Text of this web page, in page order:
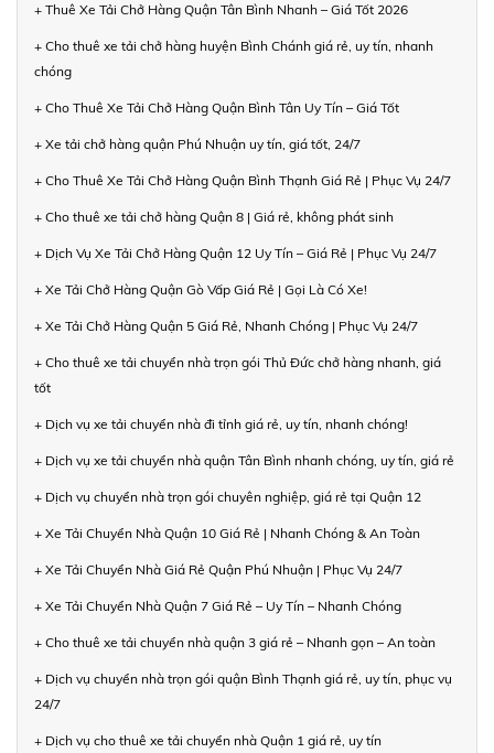
+ Thuê Xe Tải Chở Hàng Quận Tân Bình Nhanh – Giá Tốt 2026
+ Cho thuê xe tải chở hàng huyện Bình Chánh giá rẻ, uy tín, nhanh
chóng
+ Cho Thuê Xe Tải Chở Hàng Quận Bình Tân Uy Tín – Giá Tốt
+ Xe tải chở hàng quận Phú Nhuận uy tín, giá tốt, 24/7
+ Cho Thuê Xe Tải Chở Hàng Quận Bình Thạnh Giá Rẻ | Phục Vụ 24/7
+ Cho thuê xe tải chở hàng Quận 8 | Giá rẻ, không phát sinh
+ Dịch Vụ Xe Tải Chở Hàng Quận 12 Uy Tín – Giá Rẻ | Phục Vụ 24/7
+ Xe Tải Chở Hàng Quận Gò Vấp Giá Rẻ | Gọi Là Có Xe!
+ Xe Tải Chở Hàng Quận 5 Giá Rẻ, Nhanh Chóng | Phục Vụ 24/7
+ Cho thuê xe tải chuyển nhà trọn gói Thủ Đức chở hàng nhanh, giá
tốt
+ Dịch vụ xe tải chuyển nhà đi tỉnh giá rẻ, uy tín, nhanh chóng!
+ Dịch vụ xe tải chuyển nhà quận Tân Bình nhanh chóng, uy tín, giá rẻ
+ Dịch vụ chuyển nhà trọn gói chuyên nghiệp, giá rẻ tại Quận 12
+ Xe Tải Chuyển Nhà Quận 10 Giá Rẻ | Nhanh Chóng & An Toàn
+ Xe Tải Chuyển Nhà Giá Rẻ Quận Phú Nhuận | Phục Vụ 24/7
+ Xe Tải Chuyển Nhà Quận 7 Giá Rẻ – Uy Tín – Nhanh Chóng
+ Cho thuê xe tải chuyển nhà quận 3 giá rẻ – Nhanh gọn – An toàn
+ Dịch vụ chuyển nhà trọn gói quận Bình Thạnh giá rẻ, uy tín, phục vụ
24/7
+ Dịch vụ cho thuê xe tải chuyển nhà Quận 1 giá rẻ, uy tín